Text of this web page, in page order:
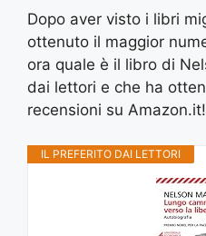
Dopo aver visto i libri
ottenuto il maggior
ora quale è il libro di
dai lettori e che ha
recensioni su Amazon.it!
IL PREFERITO DAI LETTORI